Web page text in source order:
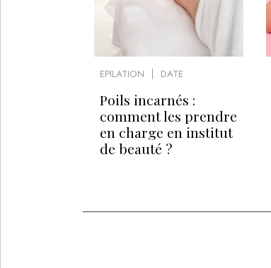
EPILATION DATE
Poils incarnés :
comment les prendre
en charge en institut
de beauté ?